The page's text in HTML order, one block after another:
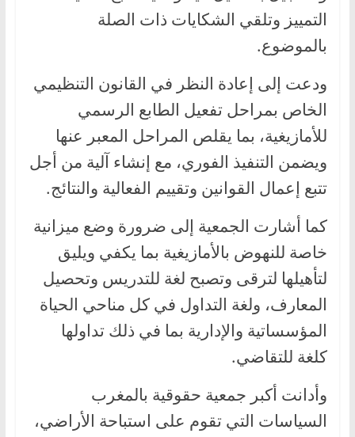
التمييز وتلقي الشكايات ذات الصلة
بالموضوع.
ودعت إلى إعادة النظر في القانون التنظيمي
الخاص بمراحل تفعيل الطابع الرسمي
للأمازيغية، بما يقلص المراحل المعبر عنها
ويضمن التنفيذ الفوري، مع إنشاء آلية من أجل
تتبع إعمال القوانين وتقييم الفعالية والنتائج.
كما أشارت الجمعية إلى ضرورة وضع ميزانية
خاصة للنهوض بالأمازيغية بما يكفي ويليق
لتأهيلها لترقى وتصبح لغة للتدريس وتحصيل
المعارف، ولغة التداول في كل مناحي الحياة
المؤسساتية والإدارية بما في ذلك تداولها
كلغة للتقاضي.
وأدانت أكبر جمعية حقوقية بالمغرب
السياسات التي تقوم على استباحة الأراضي،